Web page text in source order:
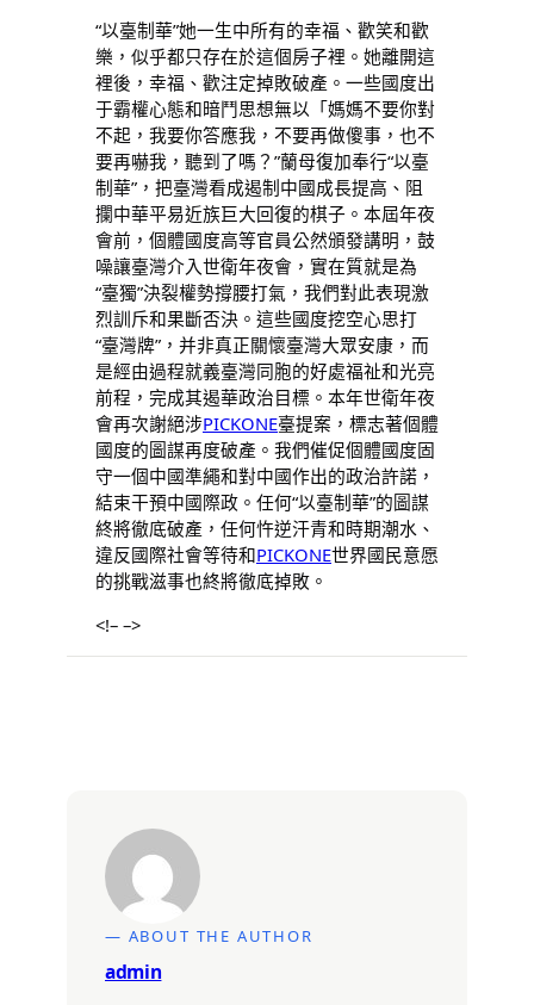
“以臺制華”她一生中所有的幸福、歡笑和歡
樂，似乎都只存在於這個房子裡。她離開這
裡後，幸福、歡注定掉敗破產。一些國度出
于霸權心態和暗鬥思想無以「媽媽不要你對
不起，我要你答應我，不要再做傻事，也不
要再嚇我，聽到了嗎？”蘭母復加奉行“以臺
制華”，把臺灣看成遏制中國成長提高、阻
攔中華平易近族巨大回復的棋子。本屆年夜
會前，個體國度高等官員公然頒發講明，鼓
噪讓臺灣介入世衛年夜會，實在質就是為
“臺獨”決裂權勢撐腰打氣，我們對此表現激
烈訓斥和果斷否決。這些國度挖空心思打
“臺灣牌”，并非真正關懷臺灣大眾安康，而
是經由過程就義臺灣同胞的好處福祉和光亮
前程，完成其遏華政治目標。本年世衛年夜
會再次謝絕涉PICKONE臺提案，標志著個體
國度的圖謀再度破產。我們催促個體國度固
守一個中國準繩和對中國作出的政治許諾，
結束干預中國際政。任何“以臺制華”的圖謀
終將徹底破產，任何忤逆汗青和時期潮水、
違反國際社會等待和PICKONE世界國民意愿
的挑戰滋事也終將徹底掉敗。
<!– –>
— ABOUT THE AUTHOR
admin